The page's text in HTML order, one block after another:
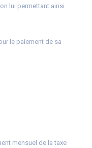
lui permettant ainsi
le paiement de sa
mensuel de la taxe